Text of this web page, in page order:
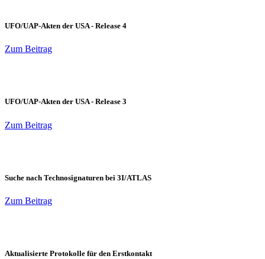
UFO/UAP-Akten der USA - Release 4
Zum Beitrag
UFO/UAP-Akten der USA - Release 3
Zum Beitrag
Suche nach Technosignaturen bei 3I/ATLAS
Zum Beitrag
Aktualisierte Protokolle für den Erstkontakt